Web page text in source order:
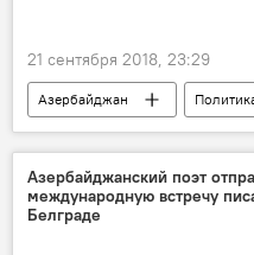
21 сентября 2018, 23:29
Азербайджан
Новости мира
Международная энергетическая
Азербайджанский поэт
международную встречу
Белграде